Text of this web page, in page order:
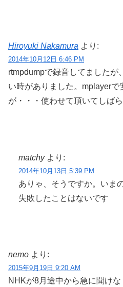
Hiroyuki Nakamura より:
2014年10月12日 6:46 PM
rtmpdumpで録音してましたが
い時がありました。mplayerで
が・・・使わせて頂いてしば
matchy より:
2014年10月13日 5:39 PM
ありゃ、そうですか。いま
失敗したことはないです
nemo より:
2015年9月19日 9:20 AM
NHKが8月途中から急に聞け